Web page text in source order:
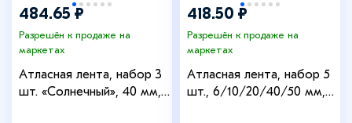
484.65 ₽
Разрешён к продаже на
маркетах
Атласная лента, набор 3
шт. «Солнечный», 40 мм,
418.50 ₽
Разрешён к продаже на
маркетах
Атласная лента, набор 5
шт., 6/10/20/40/50 мм,